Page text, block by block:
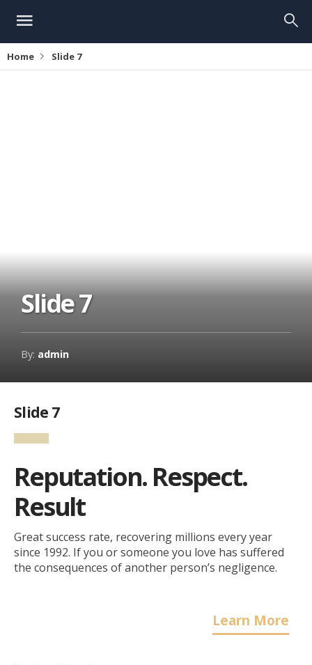
Home Slide 7
Slide 7
By: admin
Slide 7
Reputation. Respect.
Result
Great success rate, recovering millions every year
since 1992. If you or someone you love has suffered
the consequences of another person’s negligence.
Learn More